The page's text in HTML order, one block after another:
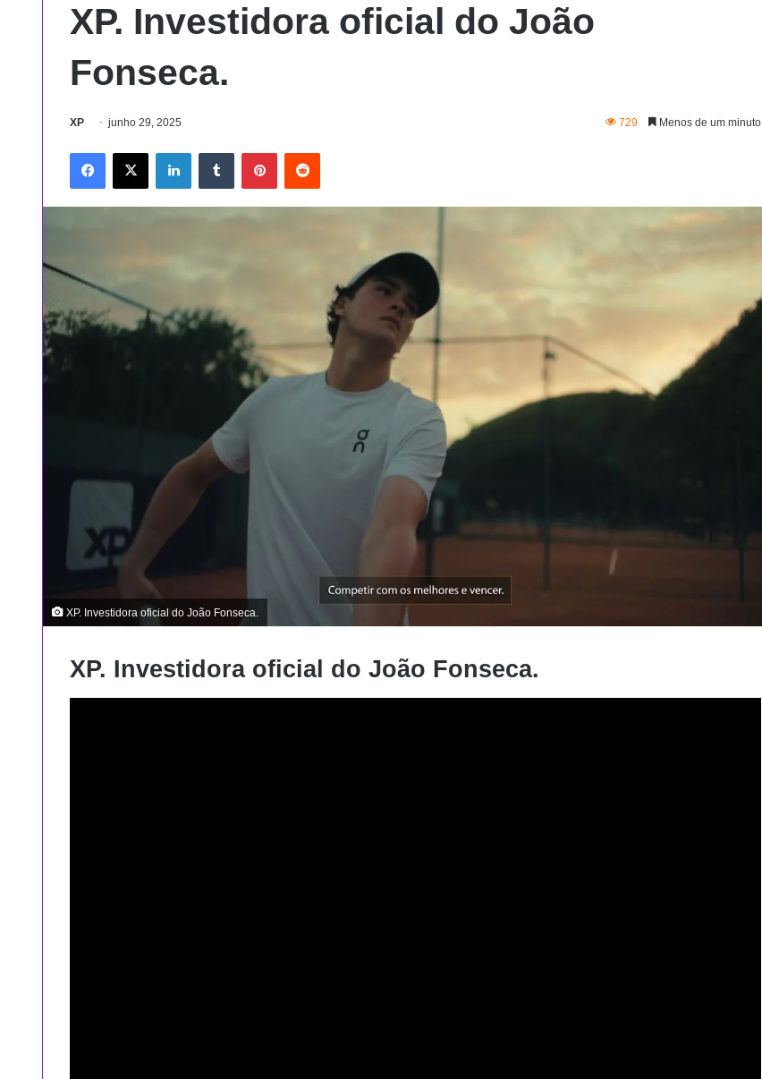
XP. Investidora oficial do João
Fonseca.
XP junho 29, 2025 729 Menos de um minuto
X
XP. Investidora oficial do João Fonseca.
XP. Investidora oficial do João Fonseca.